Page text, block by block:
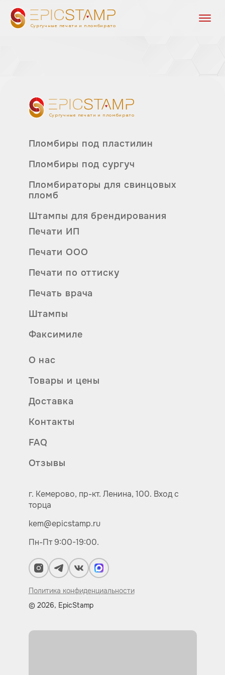
Сургучные печати и пломбираторы
Сургучные печати и пломбираторы
Печати ИП
Печати ООО
Печати по оттиску
Печать врача
Пломбираторы для свинцовых
пломб
Пломбиры под пластилин
Пломбиры под сургуч
Факсимиле
Штампы
Штампы для брендирования
О нас
Товары и цены
Доставка
Контакты
FAQ
Отзывы
г. Кемерово, пр-кт. Ленина, 100. Вход с
торца
kem@epicstamp.ru
Пн-Пт 9:00-19:00.
Политика конфиденциальности
© 2026, EpicStamp